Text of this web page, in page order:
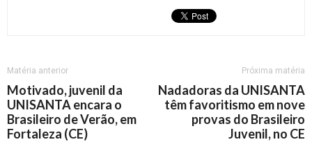
Matéria anterior
Motivado, juvenil da
UNISANTA encara o
Brasileiro de Verão, em
Fortaleza (CE)
Próxima matéria
Nadadoras da UNISANTA
têm favoritismo em nove
provas do Brasileiro
Juvenil, no CE